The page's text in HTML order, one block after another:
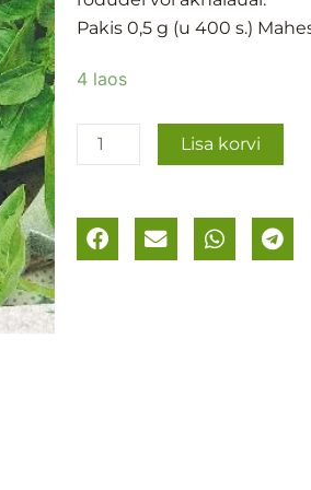
Pakis 0,5 g (u 400 s.)
4 laos
Basiilik
kogus
Lisa korvi